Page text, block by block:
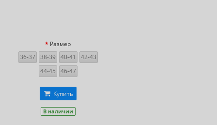
Размер
36-37
38-39 40-41
42-43
44-45
46-47
Купить
В наличии